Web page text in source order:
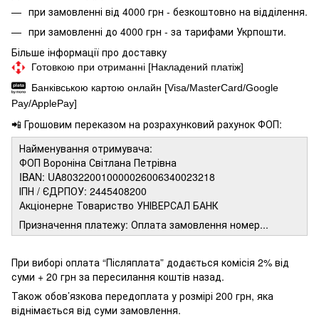
при замовленні від 4000 грн - безкоштовно на відділення.
при замовленні до 4000 грн - за тарифами Укрпошти.
Більше інформації про доставку
Готовкою при отриманні [Накладений платіж]
Банківською картою онлайн [Visa/MasterCard/Google
Pay/ApplePay]
📲 Грошовим переказом на розрахунковий рахунок ФОП:
Найменування отримувача:
ФОП Вороніна Світлана Петрівна
IBAN: UA803220010000026006340023218
ІПН / ЄДРПОУ: 2445408200
Акціонерне Товариство УНІВЕРСАЛ БАНК
Призначення платежу: Оплата замовлення номер...
При виборі оплата “Післяплата” додається комісія 2% від
суми + 20 грн за пересилання коштів назад.
Також обов’язкова передоплата у розмірі 200 грн, яка
віднімається від суми замовлення.